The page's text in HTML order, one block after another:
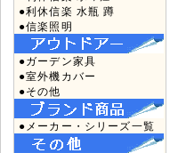
●利休信楽 水瓶 蹲
●信楽照明
●ガーデン家具
●室外機カバー
●その他
●メーカー・シリーズ一覧